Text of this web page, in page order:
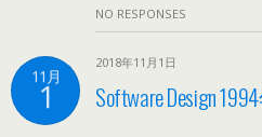
NO RESPONSES
11月
1
2018年11月1日
Software Design